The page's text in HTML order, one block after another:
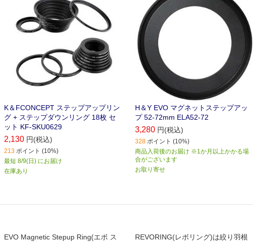
K＆FCONCEPT ステップアップリン
グ + ステップダウンリング 18枚 セ
ット KF-SKU0629
2,130 円(税込)
213 ポイント (10%)
最短 8/9(日) にお届け
在庫あり
H＆Y EVO マグネットステップアッ
プ 52-72mm ELA52-72
3,280 円(税込)
328 ポイント (10%)
商品入荷後のお届け ※1か月以上かかる場
合がございます
お取り寄せ
EVO Magnetic Stepup Ring(エボ ス
REVORING(レボリング)は絞り羽根